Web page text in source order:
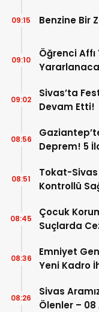
Benzine Bir
09:15
Öğrenci
09:10
Sivas’ta
Devam Etti!
09:02
Deprem! 5
08:56
Tokat-Sivas
Kontrollü
08:51
Çocuk
Suçlarda
08:45
Emniyet
Yeni Kadro
08:36
Sivas
Ölenler –
08:26